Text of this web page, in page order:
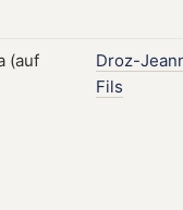
Droz-
Fils